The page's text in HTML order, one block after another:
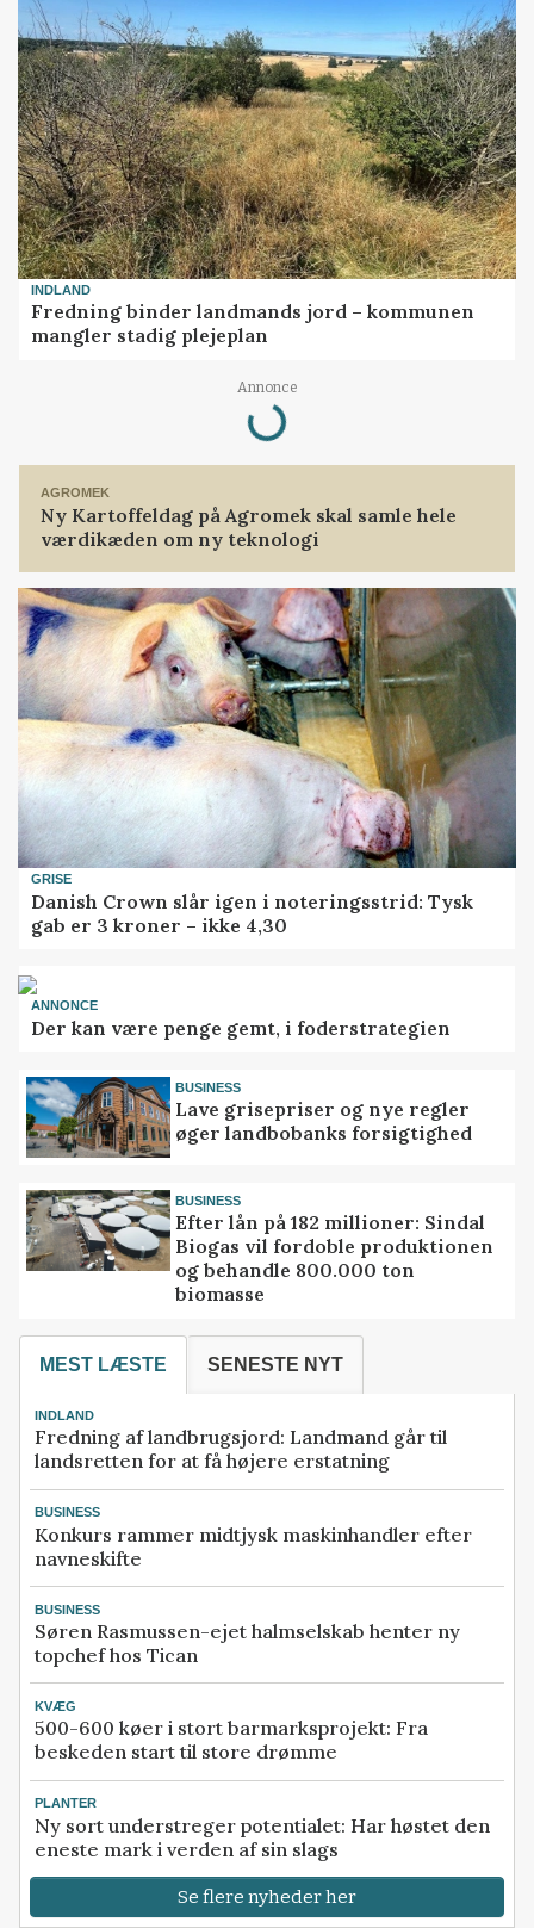
INDLAND
Fredning binder landmands jord – kommunen
mangler stadig plejeplan
Annonce
Loading...
AGROMEK
Ny Kartoffeldag på Agromek skal samle hele
værdikæden om ny teknologi
GRISE
Danish Crown slår igen i noteringsstrid: Tysk
gab er 3 kroner – ikke 4,30
ANNONCE
Der kan være penge gemt, i foderstrategien
BUSINESS
Lave grisepriser og nye regler
øger landbobanks forsigtighed
BUSINESS
Efter lån på 182 millioner: Sindal
Biogas vil fordoble produktionen
og behandle 800.000 ton
biomasse
MEST LÆSTE SENESTE NYT
INDLAND
Fredning af landbrugsjord: Landmand går til
landsretten for at få højere erstatning
BUSINESS
Konkurs rammer midtjysk maskinhandler efter
navneskifte
BUSINESS
Søren Rasmussen-ejet halmselskab henter ny
topchef hos Tican
KVÆG
500-600 køer i stort barmarksprojekt: Fra
beskeden start til store drømme
PLANTER
Ny sort understreger potentialet: Har høstet den
eneste mark i verden af sin slags
Se flere nyheder her